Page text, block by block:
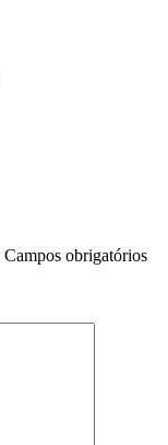
Campos obrigatórios